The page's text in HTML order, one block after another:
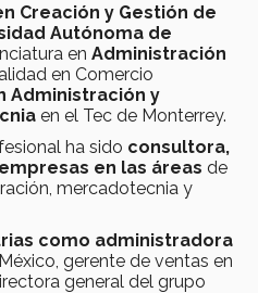
Creación y Gestión de
Autónoma de
en Administración
en Comercio
Administración y
en el Tec de Monterrey.
ha sido consultora,
en las áreas de
mercadotecnia y
como administradora
gerente de ventas en
general del grupo